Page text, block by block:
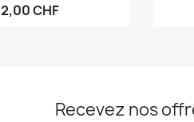
2,00 CHF
Recevez nos